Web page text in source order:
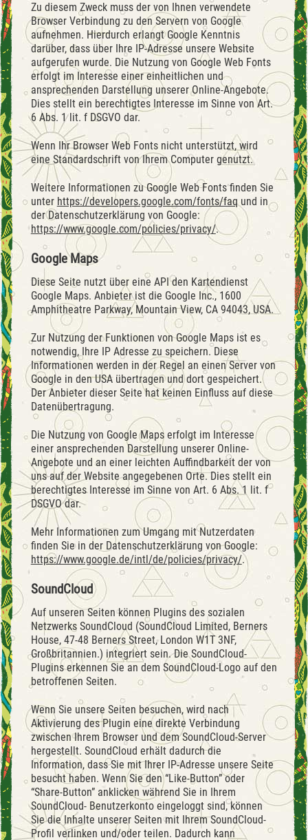
Zu diesem Zweck muss der von Ihnen verwendete
Browser Verbindung zu den Servern von Google
aufnehmen. Hierdurch erlangt Google Kenntnis
darüber, dass über Ihre IP-Adresse unsere Website
aufgerufen wurde. Die Nutzung von Google Web Fonts
erfolgt im Interesse einer einheitlichen und
ansprechenden Darstellung unserer Online-Angebote.
Dies stellt ein berechtigtes Interesse im Sinne von Art.
6 Abs. 1 lit. f DSGVO dar.
Wenn Ihr Browser Web Fonts nicht unterstützt, wird
eine Standardschrift von Ihrem Computer genutzt.
Weitere Informationen zu Google Web Fonts finden Sie
unter https://developers.google.com/fonts/faqund in
der Datenschutzerklärung von Google:
https://www.google.com/policies/privacy/.
Google Maps
Diese Seite nutzt über eine API den Kartendienst
Google Maps. Anbieter ist die Google Inc., 1600
Amphitheatre Parkway, Mountain View, CA 94043, USA.
Zur Nutzung der Funktionen von Google Maps ist es
notwendig, Ihre IP Adresse zu speichern. Diese
Informationen werden in der Regel an einen Server von
Google in den USA übertragen und dort gespeichert.
Der Anbieter dieser Seite hat keinen Einfluss auf diese
Datenübertragung.
Die Nutzung von Google Maps erfolgt im Interesse
einer ansprechenden Darstellung unserer Online-
Angebote und an einer leichten Auffindbarkeit der von
uns auf der Website angegebenen Orte. Dies stellt ein
berechtigtes Interesse im Sinne von Art. 6 Abs. 1 lit. f
DSGVO dar.
Mehr Informationen zum Umgang mit Nutzerdaten
finden Sie in der Datenschutzerklärung von Google:
https://www.google.de/intl/de/policies/privacy/.
SoundCloud
Auf unseren Seiten können Plugins des sozialen
Netzwerks SoundCloud (SoundCloud Limited, Berners
House, 47-48 Berners Street, London W1T 3NF,
Großbritannien.) integriert sein. Die SoundCloud-
Plugins erkennen Sie an dem SoundCloud-Logo auf den
betroffenen Seiten.
Wenn Sie unsere Seiten besuchen, wird nach
Aktivierung des Plugin eine direkte Verbindung
zwischen Ihrem Browser und dem SoundCloud-Server
hergestellt. SoundCloud erhält dadurch die
Information, dass Sie mit Ihrer IP-Adresse unsere Seite
besucht haben. Wenn Sie den “Like-Button” oder
“Share-Button” anklicken während Sie in Ihrem
SoundCloud- Benutzerkonto eingeloggt sind, können
Sie die Inhalte unserer Seiten mit Ihrem SoundCloud-
Profil verlinken und/oder teilen. Dadurch kann